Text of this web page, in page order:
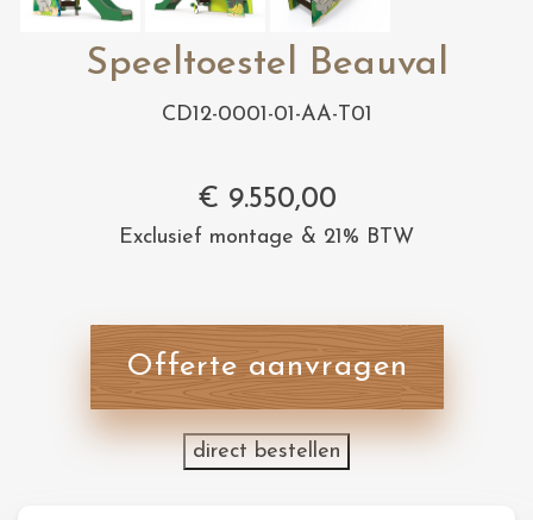
Speeltoestel Beauval
CD12-0001-01-AA-T01
€ 9.550,00
Exclusief montage & 21% BTW
Offerte aanvragen
direct bestellen